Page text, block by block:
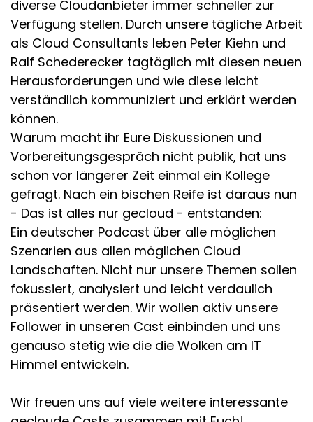
diverse Cloudanbieter immer schneller zur
Verfügung stellen. Durch unsere tägliche Arbeit
als Cloud Consultants leben Peter Kiehn und
Ralf Schederecker tagtäglich mit diesen neuen
Herausforderungen und wie diese leicht
verständlich kommuniziert und erklärt werden
können.
Warum macht ihr Eure Diskussionen und
Vorbereitungsgespräch nicht publik, hat uns
schon vor längerer Zeit einmal ein Kollege
gefragt. Nach ein bischen Reife ist daraus nun
- Das ist alles nur gecloud - entstanden:
Ein deutscher Podcast über alle möglichen
Szenarien aus allen möglichen Cloud
Landschaften. Nicht nur unsere Themen sollen
fokussiert, analysiert und leicht verdaulich
präsentiert werden. Wir wollen aktiv unsere
Follower in unseren Cast einbinden und uns
genauso stetig wie die die Wolken am IT
Himmel entwickeln.
Wir freuen uns auf viele weitere interessante